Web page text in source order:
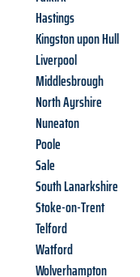
Hastings
Kingston upon Hull
Liverpool
Middlesbrough
North Ayrshire
Nuneaton
Poole
Sale
South Lanarkshire
Stoke-on-Trent
Telford
Watford
Wolverhampton